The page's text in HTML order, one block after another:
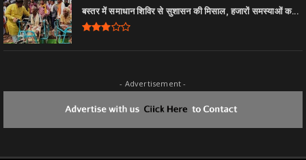
बस्तर में समाधान शिविर से सुशासन की मिसाल, हजारों समस्याओं क...
- Advertisement -